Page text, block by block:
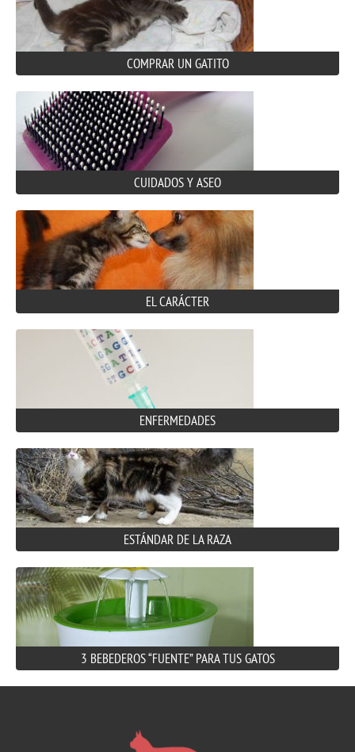
COMPRAR UN GATITO
CUIDADOS Y ASEO
EL CARÁCTER
ENFERMEDADES
ESTÁNDAR DE LA RAZA
3 BEBEDEROS “FUENTE” PARA TUS GATOS